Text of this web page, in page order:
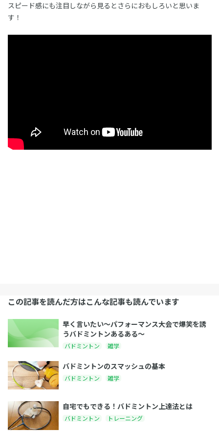
スピード感にも注目しながら見るとさらにおもしろいと思いま
す！
この記事を読んだ方はこんな記事も読んでいます
早く言いたい〜パフォーマンス大会で爆笑を誘
うバドミントンあるある〜
バドミントン 雑学
バドミントンのスマッシュの基本
バドミントン 雑学
自宅でもできる！バドミントン上達法とは
バドミントン トレーニング